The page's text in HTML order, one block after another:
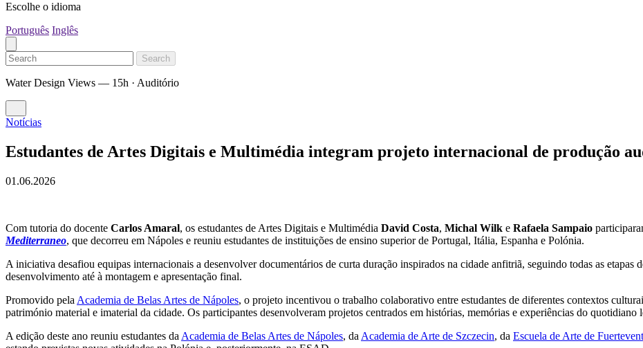
Escolhe o idioma
Português Inglês
Search
Water Design Views — 15h · Auditório
Notícias
Estudantes de Artes Digitais e Multimédia integram projeto internacional de produção
01.06.2026
Com tutoria do docente Carlos Amaral, os estudantes de Artes Digitais e Multimédia David Costa, Michal Wilk e Rafaela Sampaio
Mediterraneo, que decorreu em Nápoles e reuniu estudantes de instituições de ensino superior de Portugal, Itália, Espanha e Polónia.
A iniciativa desafiou equipas internacionais a desenvolver documentários de curta duração inspirados na cidade anfitriã, seguindo todas as etapas
desenvolvimento até à montagem e apresentação final.
Promovido pela Academia de Belas Artes de Nápoles, o projeto incentivou o trabalho colaborativo entre estudantes de diferentes contextos
património material e imaterial da cidade. Os participantes desenvolveram projetos centrados em histórias, memórias e experiências do quotidiano
A edição deste ano reuniu estudantes da Academia de Belas Artes de Nápoles, da Academia de Arte de Szczecin, da Escuela de Arte de